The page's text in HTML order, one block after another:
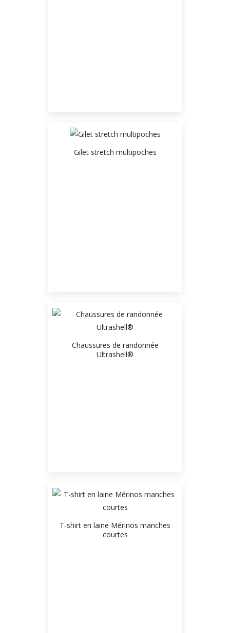
Gilet stretch multipoches
Chaussures de randonnée
Ultrashell®
T-shirt en laine Mérinos manches
courtes